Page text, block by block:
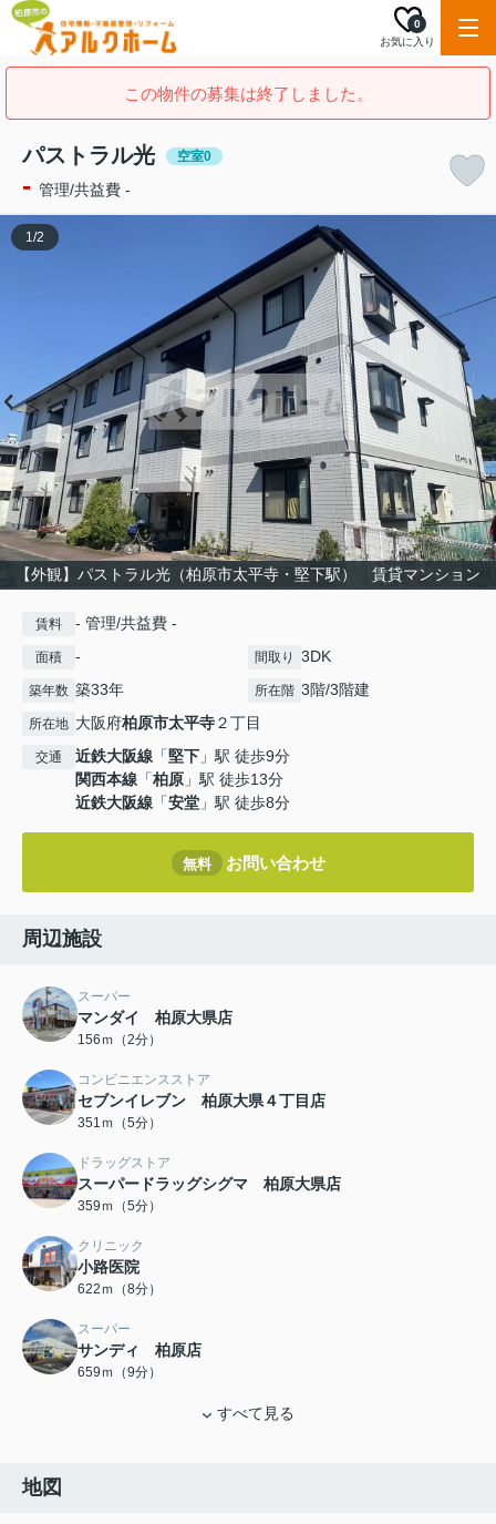
お気に入り
0
この物件の募集は終了しました。
パストラル光 空室0
- 管理/共益費 -
【外観】パストラル光（柏原市太平寺・堅下駅） 賃貸マンション
1/2
賃料 - 管理/共益費 -
面積 - 間取り 3DK
築年数 築33年 所在階 3階/3階建
所在地 大阪府柏原市太平寺２丁目
交通 近鉄大阪線 「堅下 」駅 徒歩9分
関西本線 「柏原 」駅 徒歩13分
近鉄大阪線 「安堂 」駅 徒歩8分
無料 お問い合わせ
周辺施設
スーパー
マンダイ 柏原大県店
156ｍ（2分）
コンビニエンスストア
セブンイレブン 柏原大県４丁目店
351ｍ（5分）
ドラッグストア
スーパードラッグシグマ 柏原大県店
359ｍ（5分）
クリニック
小路医院
622ｍ（8分）
スーパー
サンディ 柏原店
659ｍ（9分）
すべて見る
地図